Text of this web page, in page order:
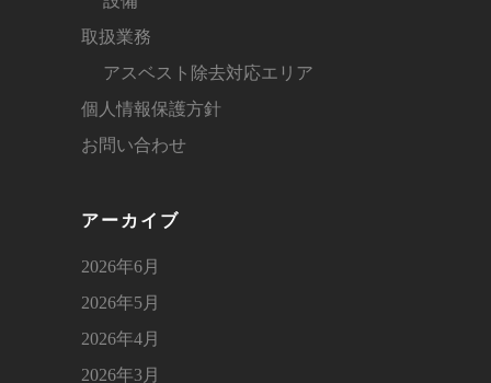
取扱業務
アスベスト除去対応エリア
個人情報保護方針
お問い合わせ
アーカイブ
2026年6月
2026年5月
2026年4月
2026年3月